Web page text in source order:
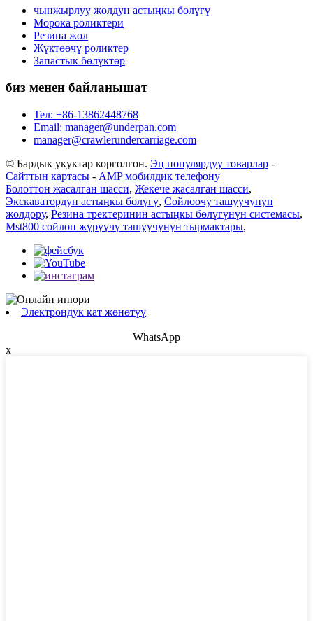
чынжырлуу жолдун астыңкы бөлүгү
Морока роликтери
Резина жол
Жүктөөчү роликтер
Запастык бөлүктөр
биз менен байланышат
Тел: +86-13862448768
Email: manager@underpan.com
manager@crawlerundercarriage.com
© Бардык укуктар корголгон. Эң популярдуу товарлар -
Сайттын картасы - AMP мобилдик телефону
Болоттон жасалган шасси, Жекече жасалган шасси,
Экскаватордун астыңкы бөлүгү, Сойлоочу ташуучунун
жолдору, Резина тректеринин астыңкы бөлүгүнүн системасы,
Mst800 сойлоп жүрүүчү ташуучунун тырмактары,
Электрондук кат жөнөтүү
WhatsApp
x